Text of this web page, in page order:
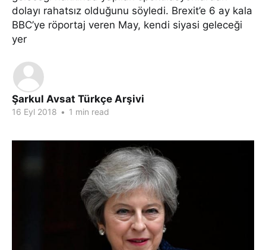
dolayı rahatsız olduğunu söyledi. Brexit’e 6 ay kala
BBC’ye röportaj veren May, kendi siyasi geleceği
yer
Şarkul Avsat Türkçe Arşivi
16 Eyl 2018 • 1 min read